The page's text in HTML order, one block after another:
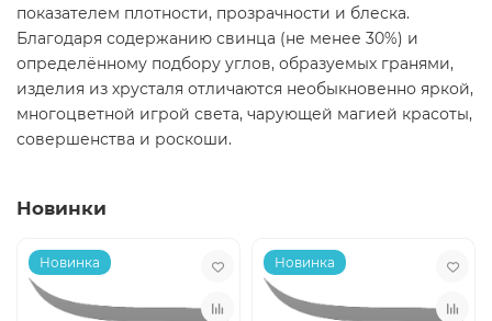
показателем плотности, прозрачности и блеска.
Благодаря содержанию свинца (не менее 30%) и
определённому подбору углов, образуемых гранями,
изделия из хрусталя отличаются необыкновенно яркой,
многоцветной игрой света, чарующей магией красоты,
совершенства и роскоши.
Новинки
Новинка Новинка